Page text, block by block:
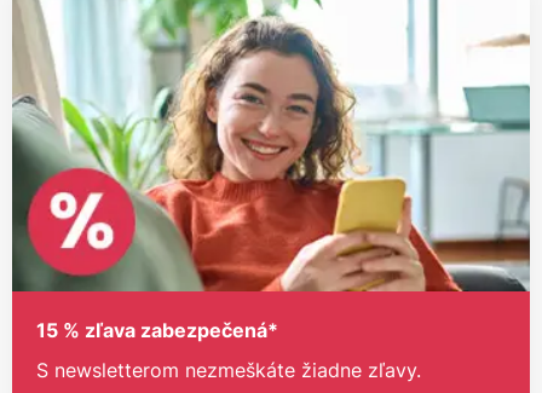
15 % zľava zabezpečená*
S newsletterom nezmeškáte žiadne zľavy.